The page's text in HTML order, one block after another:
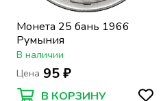
Монета 25 бань 1966
Румыния
В наличии
Цена 95 ₽
В КОРЗИНУ